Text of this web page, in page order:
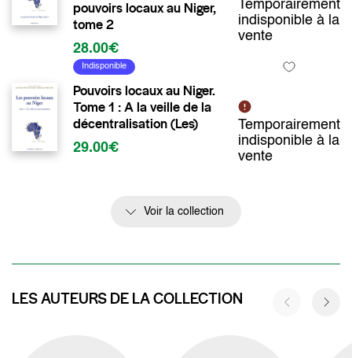
pouvoirs locaux au Niger,
tome 2
28.00€
Temporairement
indisponible à la
vente
Indisponible
Pouvoirs locaux au Niger.
Tome 1 : A la veille de la
décentralisation (Les)
29.00€
Temporairement
indisponible à la
vente
Voir la collection
LES AUTEURS DE LA COLLECTION